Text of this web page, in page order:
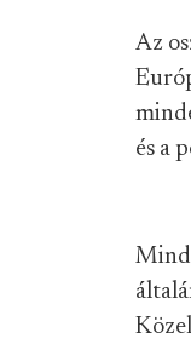
Az
és a